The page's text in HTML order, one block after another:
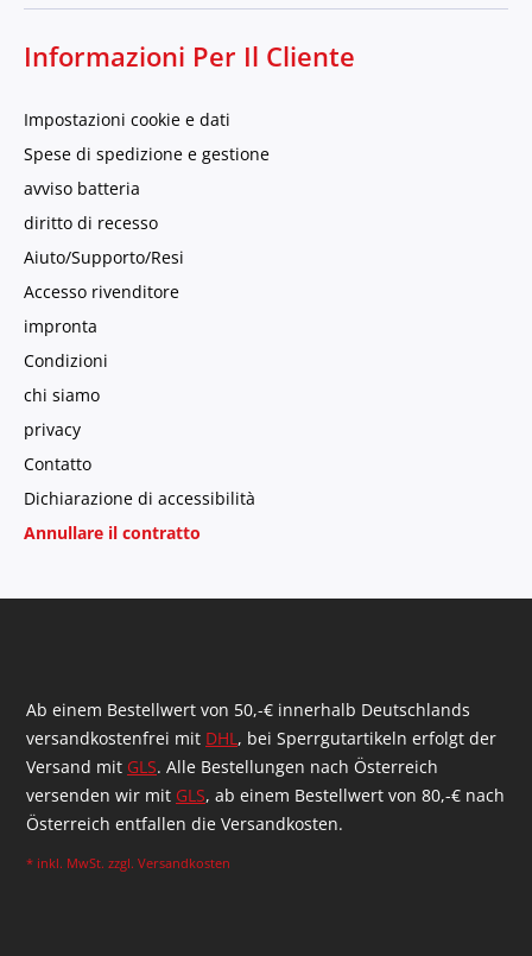
Informazioni Per Il Cliente
Impostazioni cookie e dati
Spese di spedizione e gestione
avviso batteria
diritto di recesso
Aiuto/Supporto/Resi
Accesso rivenditore
impronta
Condizioni
chi siamo
privacy
Contatto
Dichiarazione di accessibilità
Annullare il contratto
Ab einem Bestellwert von 50,-€ innerhalb Deutschlands
versandkostenfrei mit DHL, bei Sperrgutartikeln erfolgt der
Versand mit GLS. Alle Bestellungen nach Österreich
versenden wir mit GLS, ab einem Bestellwert von 80,-€ nach
Österreich entfallen die Versandkosten.
* inkl. MwSt. zzgl. Versandkosten